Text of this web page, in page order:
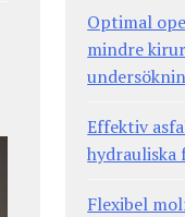
Optimal
mindre
Effektiv
hydrauliska
Flexibel